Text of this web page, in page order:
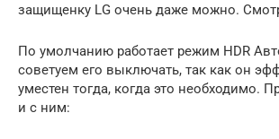
защищенку LG очень даже можно.
По умолчанию работает режим HDR
советуем его выключать, так как он
уместен тогда, когда это необходимо.
и с ним: